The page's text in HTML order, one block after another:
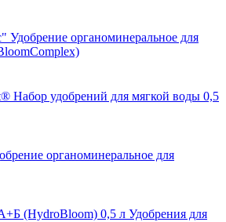
органоминеральное для
Набор удобрений для мягкой воды 0,5
органоминеральное для
(HydroBloom) 0,5 л Удобрения для